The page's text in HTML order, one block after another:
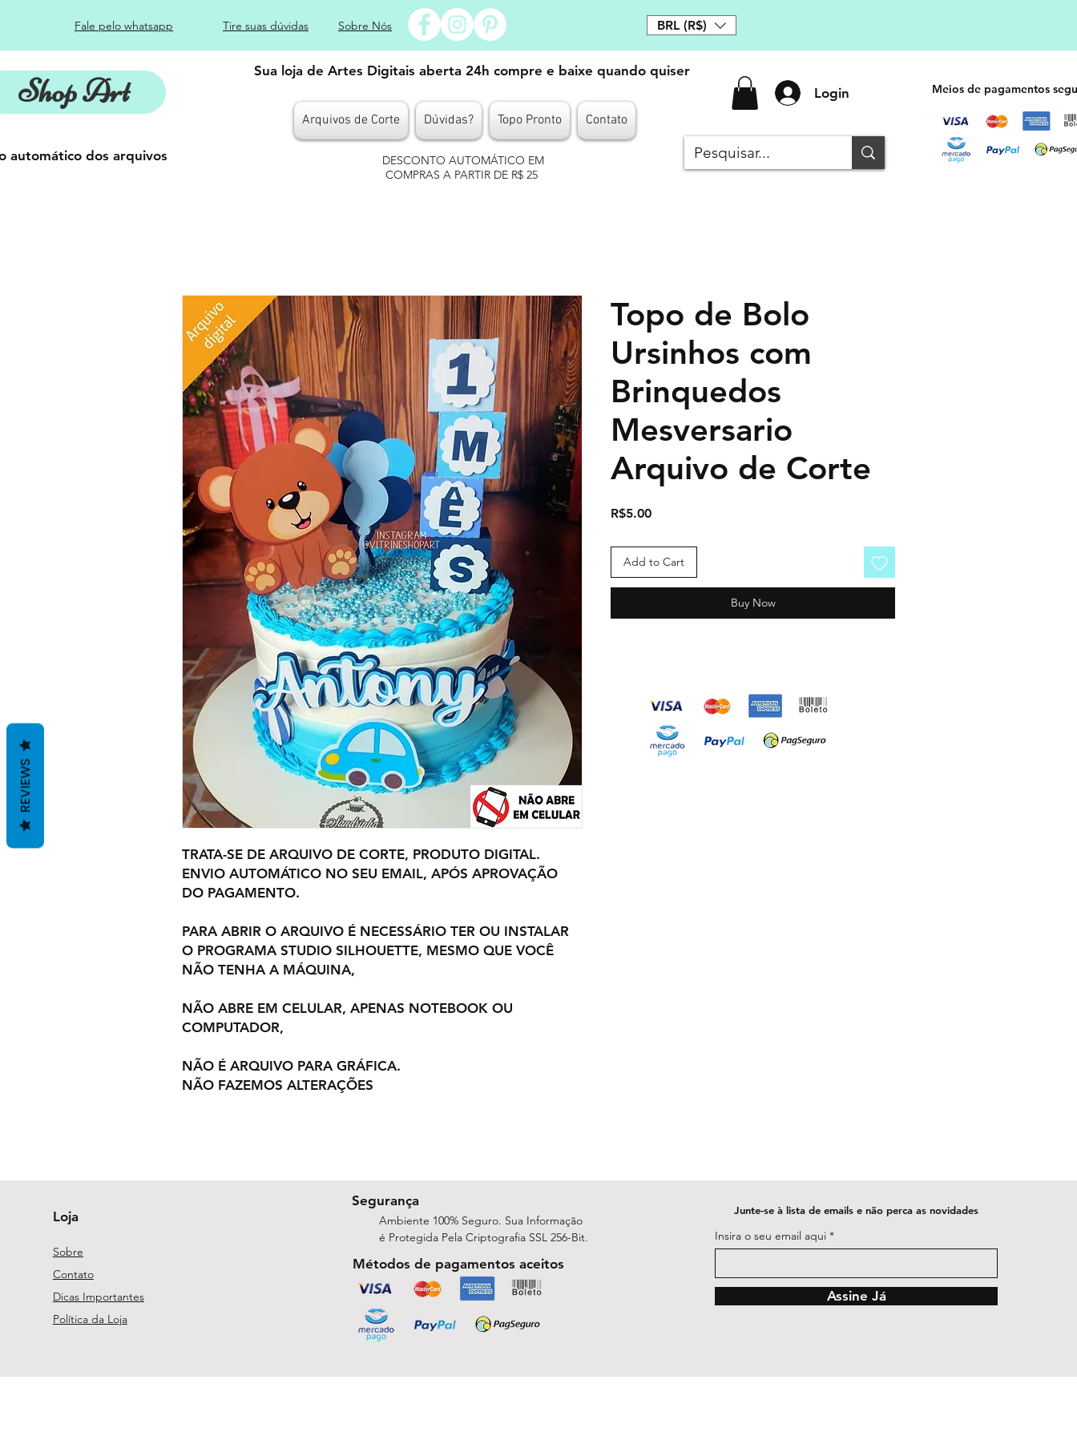
Fale pelo whatsapp Tire suas dúvidas Sobre Nós BRL (R$)
Shop Art
Sua loja de Artes Digitais aberta 24h compre e baixe quando quiser
Arquivos de Corte Dúvidas? Topo Pronto Contato
Login
automático dos arquivos
DESCONTO AUTOMÁTICO EM
COMPRAS A PARTIR DE R$ 25
Meios de pagamentos
TRATA-SE DE ARQUIVO DE CORTE, PRODUTO DIGITAL.
ENVIO AUTOMÁTICO NO SEU EMAIL, APÓS APROVAÇÃO
DO PAGAMENTO.
PARA ABRIR O ARQUIVO É NECESSÁRIO TER OU INSTALAR
O PROGRAMA STUDIO SILHOUETTE, MESMO QUE VOCÊ
NÃO TENHA A MÁQUINA,
NÃO ABRE EM CELULAR, APENAS NOTEBOOK OU
COMPUTADOR,
NÃO É ARQUIVO PARA GRÁFICA.
NÃO FAZEMOS ALTERAÇÕES
Topo de Bolo
Ursinhos com
Brinquedos
Mesversario
Arquivo de Corte
R$5.00Price
Add to Cart
Buy Now
Loja
Sobre
Contato
Dicas Importantes
Política da Loja
Segurança
Ambiente 100% Seguro. Sua Informação
é Protegida Pela Criptografia SSL 256-Bit.
Métodos de pagamentos aceitos
Junte-se à lista de emails e não perca as novidades
Insira o seu email aqui
Assine Já
REVIEWS